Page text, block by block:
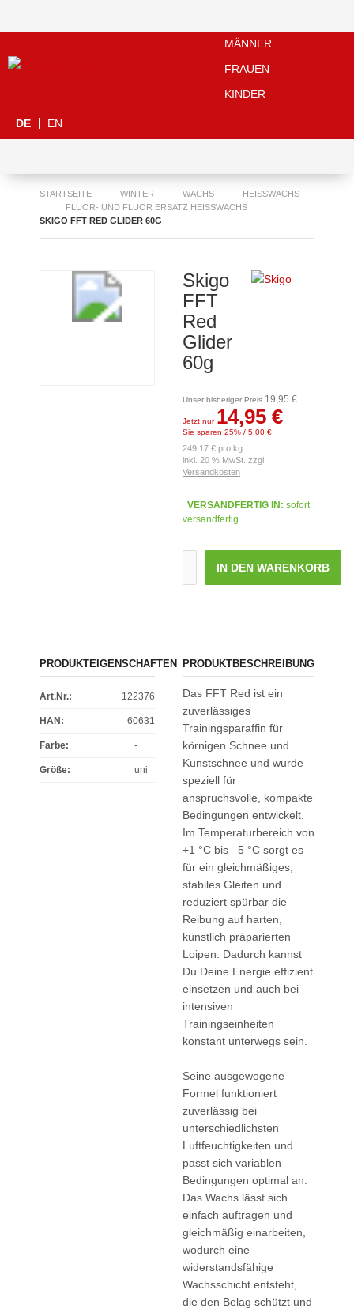
MÄNNER
FRAUEN
KINDER
DE EN
STARTSEITE WINTER WACHS
HEISSWACHS
FLUOR- UND FLUOR ERSATZ HEISSWACHS
SKIGO FFT RED GLIDER 60G
Skigo
FFT
Red
Glider
60g
Unser bisheriger Preis 19,95 €
Jetzt nur 14,95 €
Sie sparen 25% / 5,00 €
249,17 € pro kg
inkl. 20 % MwSt. zzgl.
Versandkosten
VERSANDFERTIG IN: sofort
versandfertig
IN DEN WARENKORB
PRODUKTEIGENSCHAFTEN
Art.Nr.: 122376
HAN: 60631
Farbe: -
Größe: uni
PRODUKTBESCHREIBUNG
Das FFT Red ist ein
zuverlässiges
Trainingsparaffin für
körnigen Schnee und
Kunstschnee und wurde
speziell für
anspruchsvolle, kompakte
Bedingungen entwickelt.
Im Temperaturbereich von
+1 °C bis –5 °C sorgt es
für ein gleichmäßiges,
stabiles Gleiten und
reduziert spürbar die
Reibung auf harten,
künstlich präparierten
Loipen. Dadurch kannst
Du Deine Energie effizient
einsetzen und auch bei
intensiven
Trainingseinheiten
konstant unterwegs sein.
Seine ausgewogene
Formel funktioniert
zuverlässig bei
unterschiedlichsten
Luftfeuchtigkeiten und
passt sich variablen
Bedingungen optimal an.
Das Wachs lässt sich
einfach auftragen und
gleichmäßig einarbeiten,
wodurch eine
widerstandsfähige
Wachsschicht entsteht,
die den Belag schützt und